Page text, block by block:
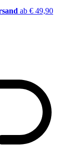
ab € 49,90